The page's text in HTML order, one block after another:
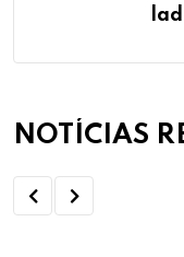
NOTÍCIAS